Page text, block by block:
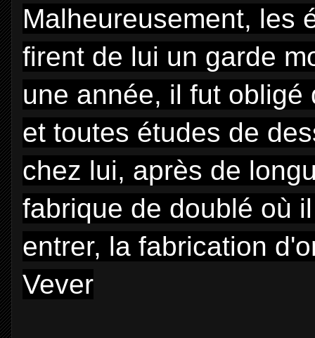
Malheureusement, les
firent de lui un garde
une année, il fut
et toutes études de
chez lui, après de
fabrique de doublé où
entrer, la fabrication
Vever